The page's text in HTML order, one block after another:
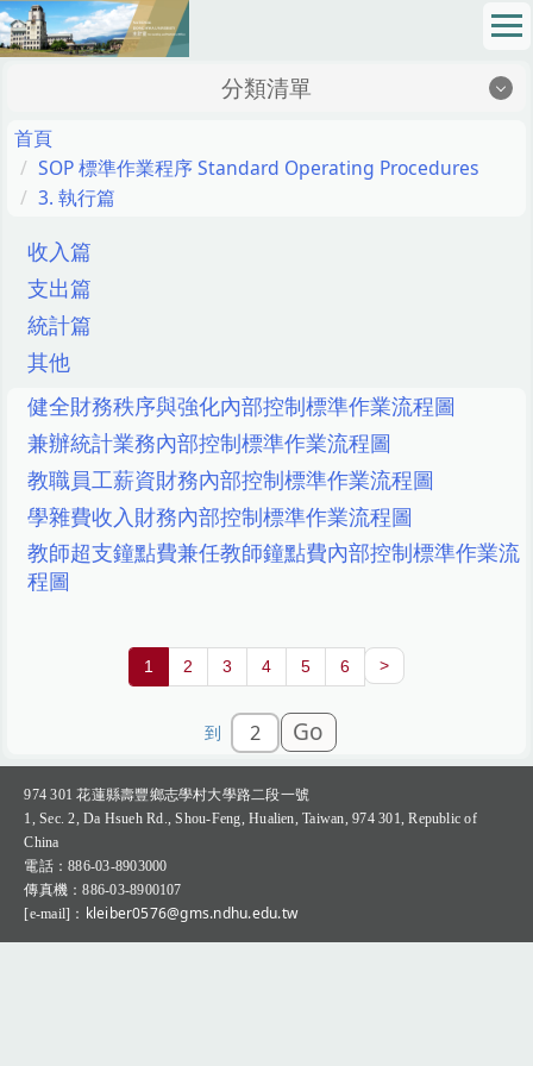
跳
到
容
區
分類清單
最新消息News
表格下載Sheet Download
財務資訊公開專區Financial Information Zone
SOP 標準作業程序 Standard Operating Procedures
首頁
SOP 標準作業程序 Standard Operating Procedures
3. 執行篇
收入篇
支出篇
統計篇
其他
健全財務秩序與強化內部控制標準作業流程圖
兼辦統計業務內部控制標準作業流程圖
教職員工薪資財務內部控制標準作業流程圖
學雜費收入財務內部控制標準作業流程圖
教師超支鐘點費兼任教師鐘點費內部控制標準作業流
程圖
1 2 3 4 5 6 >
到 Go
974 301花蓮縣壽豐鄉志學村大學路二段一號
1, Sec. 2, Da Hsueh Rd., Shou-Feng, Hualien, Taiwan, 974 301, Republic of
China
電話：886-03-8903000
傳真機 ：886-03-8900107
[e-mail] ：kleiber0576@gms.ndhu.edu.tw